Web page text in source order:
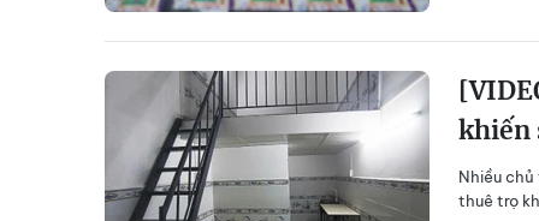
khiến
Nhiều chủ
thuê trọ